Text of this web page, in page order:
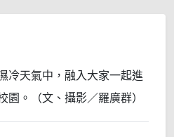
冷天氣中，融入大家一起進
園。（文、攝影／羅廣群）